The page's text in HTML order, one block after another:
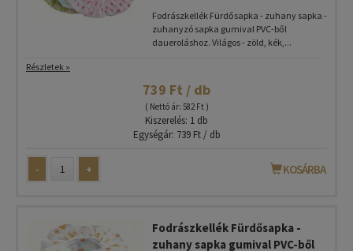
Fodrászkellék Fürdősapka - zuhany sapka -
zuhanyzó sapka gumival PVC-ből
daueroláshoz. Világos - zöld, kék,...
Részletek »
739 Ft / db
( Nettó ár: 582 Ft )
Kiszerelés: 1 db
Egységár: 739 Ft / db
- + KOSÁRBA
Fodrászkellék Fürdősapka -
zuhany sapka gumival PVC-ből